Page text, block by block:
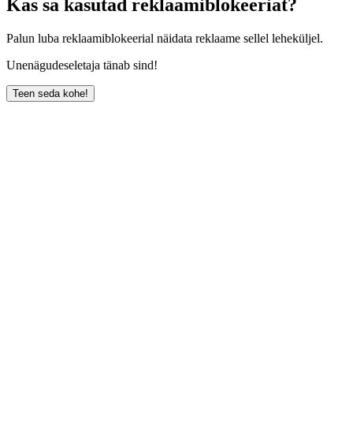
Kas sa kasutad reklaamiblokeeriat?
Palun luba reklaamiblokeerial näidata reklaame sellel leheküljel.
Unenägudeseletaja tänab sind!
Teen seda kohe!